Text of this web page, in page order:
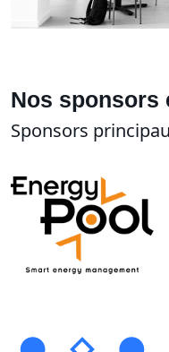
Nos sponsors
Sponsors